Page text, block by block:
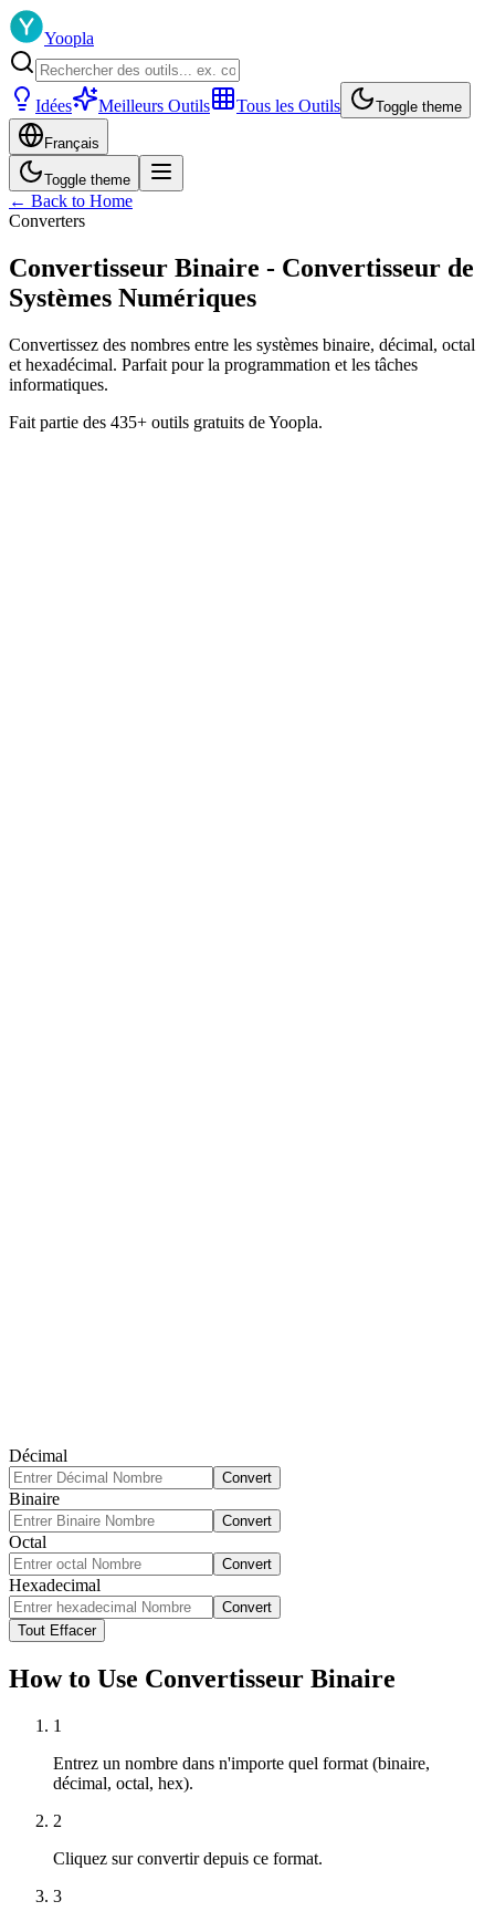
Yoopla
Idées Meilleurs Outils Tous les Outils Toggle theme
Français
Toggle theme
← Back to Home
Converters
Convertisseur Binaire - Convertisseur de
Systèmes Numériques
Convertissez des nombres entre les systèmes binaire, décimal, octal
et hexadécimal. Parfait pour la programmation et les tâches
informatiques.
Fait partie des 435+ outils gratuits de Yoopla.
Décimal
Convert
Binaire
Convert
Octal
Convert
Hexadecimal
Convert
Tout Effacer
How to Use Convertisseur Binaire
1
Entrez un nombre dans n'importe quel format (binaire,
décimal, octal, hex).
2
Cliquez sur convertir depuis ce format.
3